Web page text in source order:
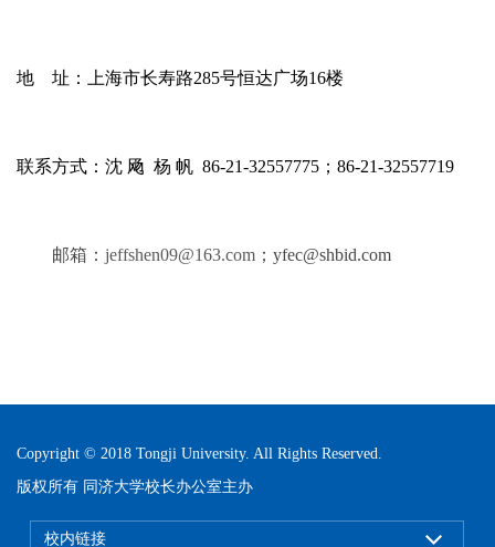
地 址：上海市长寿路285号恒达广场16
联系方式：沈 飏 杨 帆 86-21-32557775 ； 86-21-32557719
邮箱： jeffshen09@163.com ； yfec@shbid.com
Copyright © 2018 Tongji University. All Rights Reserved.
版权所有 同济大学校长办公室主办